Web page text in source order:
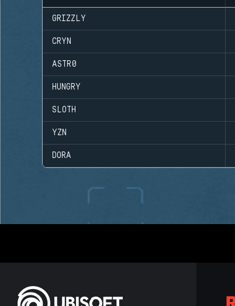
GRIZZLY
CRYN
ASTR0
HUNGRY
SLOTH
YZN
DORA